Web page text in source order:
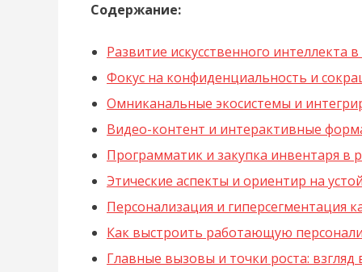
Содержание:
Развитие искусственного интеллекта
Фокус на конфиденциальность и
Омниканальные экосистемы и
Видео-контент и интерактивные
Программатик и закупка инвентаря в
Этические аспекты и ориентир на
Персонализация и гиперсегментация
Как выстроить работающую
Главные вызовы и точки роста: взгляд